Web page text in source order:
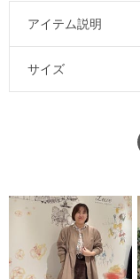
アイテム説明
サイズ